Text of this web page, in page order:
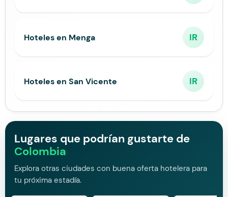
Hoteles en Menga IR
Hoteles en San Vicente IR
Lugares que podrían gustarte de
Colombia
Explora otras ciudades con buena oferta hotelera para
tu próxima estadía.